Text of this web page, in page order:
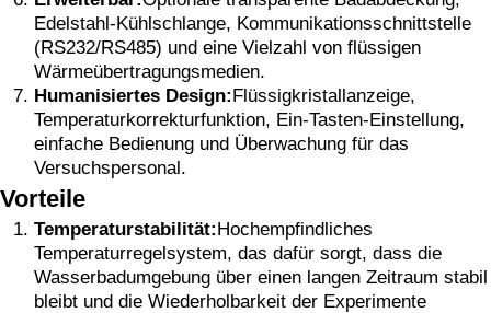
Edelstahl-Kühlschlange, Kommunikationsschnittstelle
(RS232/RS485) und eine Vielzahl von flüssigen
Wärmeübertragungsmedien.
Humanisiertes Design:Flüssigkristallanzeige,
Temperaturkorrekturfunktion, Ein-Tasten-Einstellung,
einfache Bedienung und Überwachung für das
Versuchspersonal.
Vorteile
Temperaturstabilität:Hochempfindliches
Temperaturregelsystem, das dafür sorgt, dass die
Wasserbadumgebung über einen langen Zeitraum stabil
bleibt und die Wiederholbarkeit der Experimente